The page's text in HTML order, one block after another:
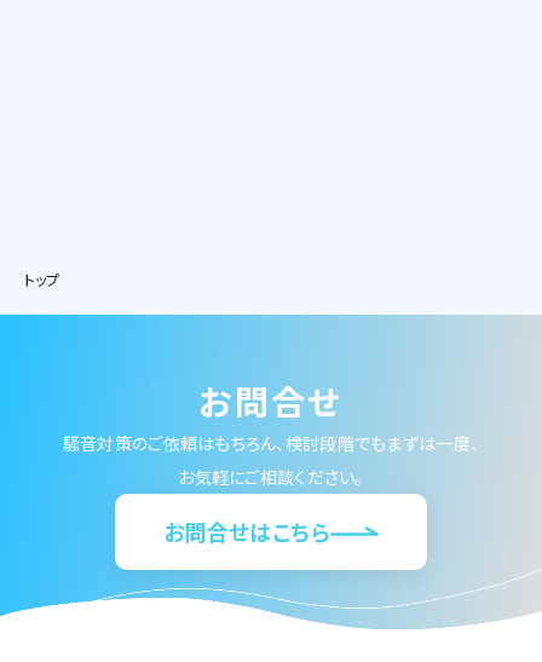
トップ
お問合せ
騒音対策のご依頼はもちろん、検討段階でもまずは一度、
お気軽にご相談ください。
お問合せはこちら